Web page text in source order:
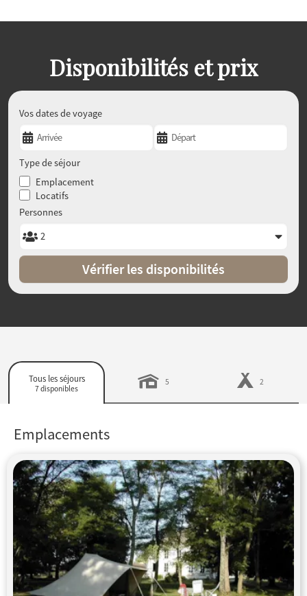
Disponibilités et prix
Vos dates de voyage
Type de séjour
Emplacement
Locatifs
Personnes
Vérifier les disponibilités
Tous les séjours
7 disponibles
5 2
Emplacements